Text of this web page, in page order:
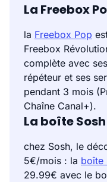
La Freebox
la Freebox Pop
Freebox
complète avec
répéteur et ses
pendant 3 mois
Chaîne Canal+).
La boîte Sosh
chez Sosh, le
5€/mois : la boîte
29.99€ avec le